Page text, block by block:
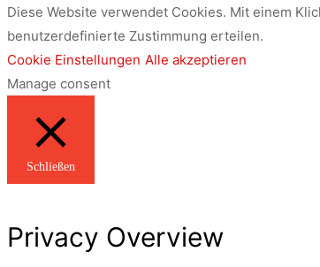
Diese Website verwendet Cookies. Mit einem
benutzerdefinierte Zustimmung erteilen.
Cookie Einstellungen Alle akzeptieren
Manage consent
Schließen
Privacy Overview